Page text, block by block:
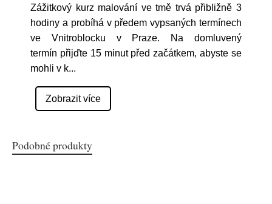
Zážitkový kurz malování ve tmě trvá přibližně 3
hodiny a probíhá v předem vypsaných termínech
ve Vnitroblocku v Praze. Na domluvený
termín přijďte 15 minut před začátkem, abyste se
mohli v k...
Zobrazit více
Podobné produkty